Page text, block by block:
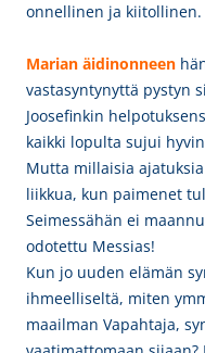
onnellinen ja kiitollinen.
Marian äidinonneen
vastasyntynyttä pystyn
Joosefinkin
kaikki lopulta sujui
Mutta millaisia
liikkua, kun paimenet
Seimessähän ei
odotettu Messias!
Kun jo uuden elämän
ihmeelliseltä, miten
maailman Vapahtaja,